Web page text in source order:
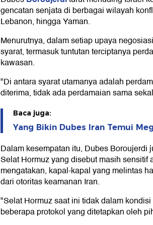
gencatan senjata di berbagai wilayah
Lebanon, hingga Yaman.
Menurutnya, dalam setiap upaya
syarat, termasuk tuntutan terciptanya
kawasan.
"Di antara syarat utamanya adalah
diterima, tidak ada perdamaian sama
Baca juga:
Yang Bikin Dubes Iran Temui
Dalam kesempatan itu, Dubes Boroujerdi
Selat Hormuz yang disebut masih sensitif
mengatakan, kapal-kapal yang melintas
dari otoritas keamanan Iran.
"Selat Hormuz saat ini tidak dalam
beberapa protokol yang ditetapkan oleh